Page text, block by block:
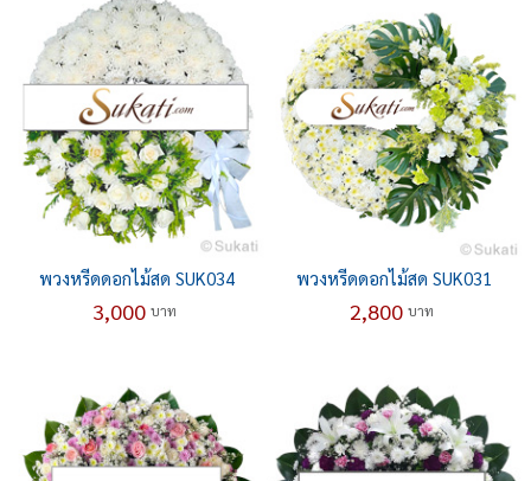
พวงหรีดดอกไม้สด SUK034
3,000 บาท
พวงหรีดดอกไม้สด SUK031
2,800 บาท